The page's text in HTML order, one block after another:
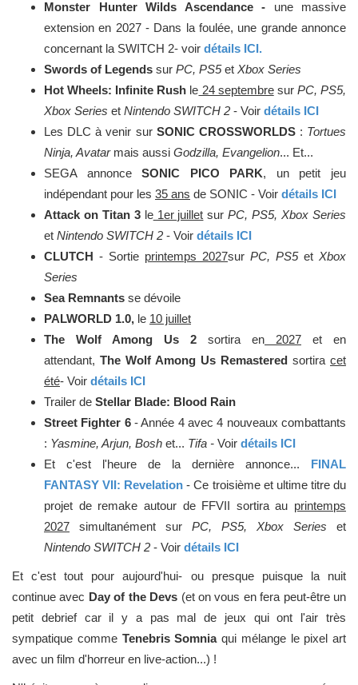
Monster Hunter Wilds Ascendance - une massive
extension en 2027 - Dans la foulée, une grande annonce
concernant la SWITCH 2- voir détails ICI.
Swords of Legends sur PC, PS5et Xbox Series
Hot Wheels: Infinite Rush le 24 septembresur PC, PS5,
Xbox Series et Nintendo SWITCH 2 - Voir détails ICI
Les DLC à venir sur SONIC CROSSWORLDS: Tortues
Ninja, Avatarmais aussi Godzilla, Evangelion... Et...
SEGA annonceSONIC PICO PARK, un petit jeu
indépendant pour les 35 ans de SONIC - Voir détails ICI
Attack on Titan 3le1er juillet surPC, PS5, Xbox Series
et Nintendo SWITCH 2 - Voir détails ICI
CLUTCH - Sortie printemps 2027sur PC, PS5et Xbox
Series
Sea Remnants se dévoile
PALWORLD 1.0, le 10 juillet
The Wolf Among Us 2 sortira en 2027 et en
attendant, The Wolf Among Us Remastered sortira cet
été- Voir détails ICI
Trailer de Stellar Blade: Blood Rain
Street Fighter 6- Année 4 avec 4 nouveaux combattants
: Yasmine, Arjun, Bosh et... Tifa - Voir détails ICI
Et c'est l'heure de la dernière annonce... FINAL
FANTASY VII: Revelation - Ce troisième et ultime titre du
projet de remake autour de FFVII sortira au printemps
2027 simultanément sur PC, PS5, Xbox Series et
Nintendo SWITCH 2 - Voir détails ICI
Et c'est tout pour aujourd'hui- ou presque puisque la nuit
continue avec Day of the Devs (et on vous en fera peut-être un
petit debrief car il y a pas mal de jeux qui ont l'air très
sympatique commeTenebris Somnia qui mélange le pixel art
avec un film d'horreur en live-action...) !